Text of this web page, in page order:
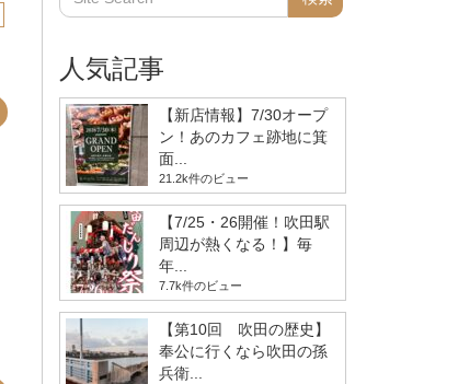
人気記事
【新店情報】7/30オープ
ン！あのカフェ跡地に箕
面...
21.2k件のビュー
【7/25・26開催！吹田駅
周辺が熱くなる！】毎
年...
7.7k件のビュー
【第10回 吹田の歴史】
奉公に行くなら吹田の孫
兵衛...